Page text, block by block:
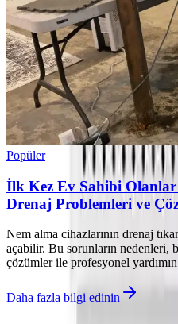
Popüler
İlk Kez Ev Sahibi Olanlar
Drenaj Problemleri ve
Nem alma cihazlarının drenaj
açabilir. Bu sorunların nedenleri,
çözümler ile profesyonel
Daha fazla bilgi edinin